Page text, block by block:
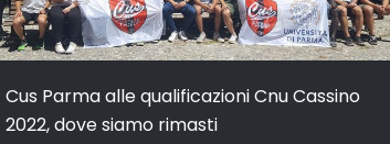
Cus Parma alle qualificazioni Cnu Cassino
2022, dove siamo rimasti